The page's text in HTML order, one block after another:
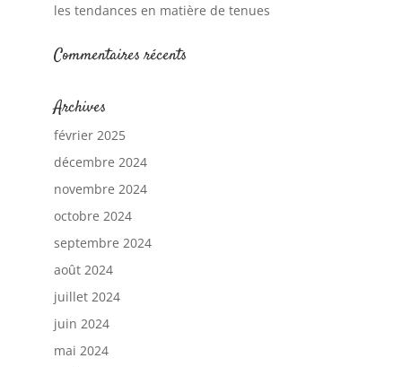
les tendances en matière de tenues
Commentaires récents
Archives
février 2025
décembre 2024
novembre 2024
octobre 2024
septembre 2024
août 2024
juillet 2024
juin 2024
mai 2024